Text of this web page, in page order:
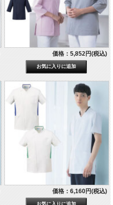
価格：5,852円(税込)
価格：6,160円(税込)